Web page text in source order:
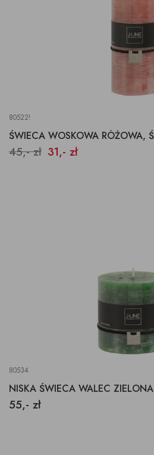
80522!
45,- zł 31,- zł
80534
NISKA ŚWIECA WALEC ZIELONA
55,- zł